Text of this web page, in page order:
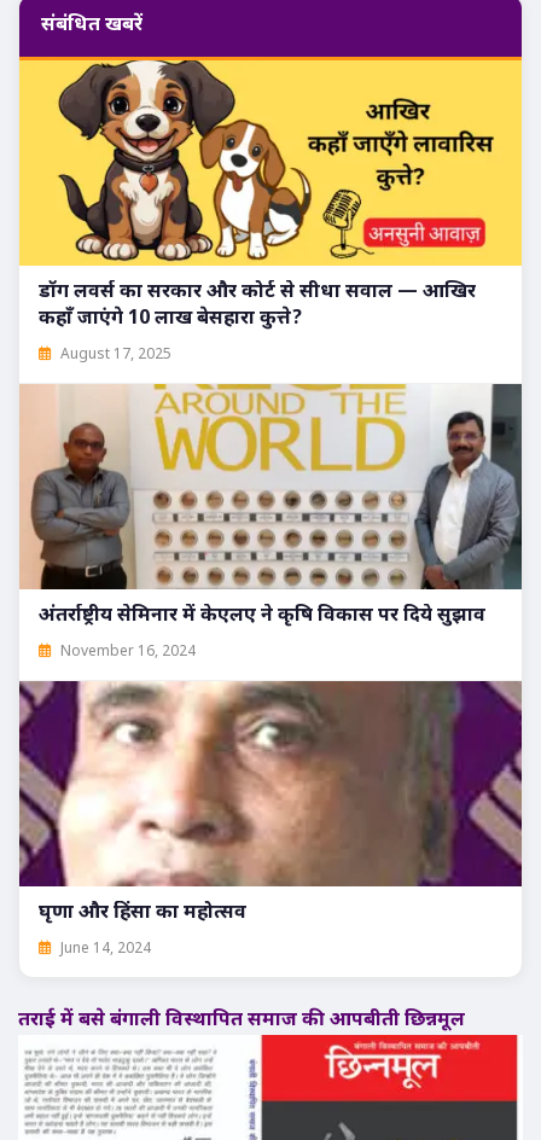
संबंधित खबरें
डॉग लवर्स का सरकार और कोर्ट से सीधा सवाल — आखिर
कहाँ जाएंगे 10 लाख बेसहारा कुत्ते?
August 17, 2025
अंतर्राष्ट्रीय सेमिनार में केएलए ने कृषि विकास पर दिये सुझाव
November 16, 2024
घृणा और हिंसा का महोत्सव
June 14, 2024
तराई में बसे बंगाली विस्थापित समाज की आपबीती छिन्नमूल